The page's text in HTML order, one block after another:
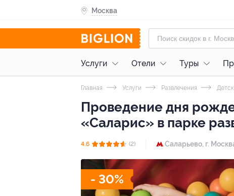
Москва
Услуги Отели Туры
Главная Услуги Развлечения
Проведение дня
«Саларис» в парке
4.6 (2) Саларьево, г.
- 30%